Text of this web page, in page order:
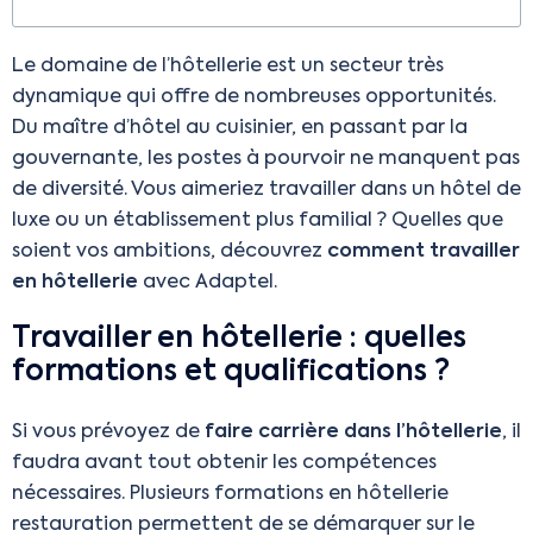
Le domaine de l’hôtellerie est un secteur très
dynamique qui offre de nombreuses opportunités.
Du maître d’hôtel au cuisinier, en passant par la
gouvernante, les postes à pourvoir ne manquent pas
de diversité. Vous aimeriez travailler dans un hôtel de
luxe ou un établissement plus familial ? Quelles que
soient vos ambitions, découvrez comment travailler
en hôtellerie avec Adaptel.
Travailler en hôtellerie : quelles
formations et qualifications ?
Si vous prévoyez de faire carrière dans l’hôtellerie, il
faudra avant tout obtenir les compétences
nécessaires. Plusieurs formations en hôtellerie
restauration permettent de se démarquer sur le